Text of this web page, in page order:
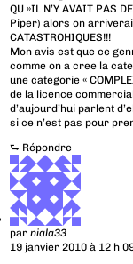
QU »IL N’Y AVAIT PAS
Piper) alors on
CATASTROHIQUES!!!
Mon avis est que ce
comme on a cree la
une categorie «
de la licence
d’aujourd’hui parlent
si ce n’est pas pour
⮑ Répondre
parniala33
19 janvier 2010 à 12 h